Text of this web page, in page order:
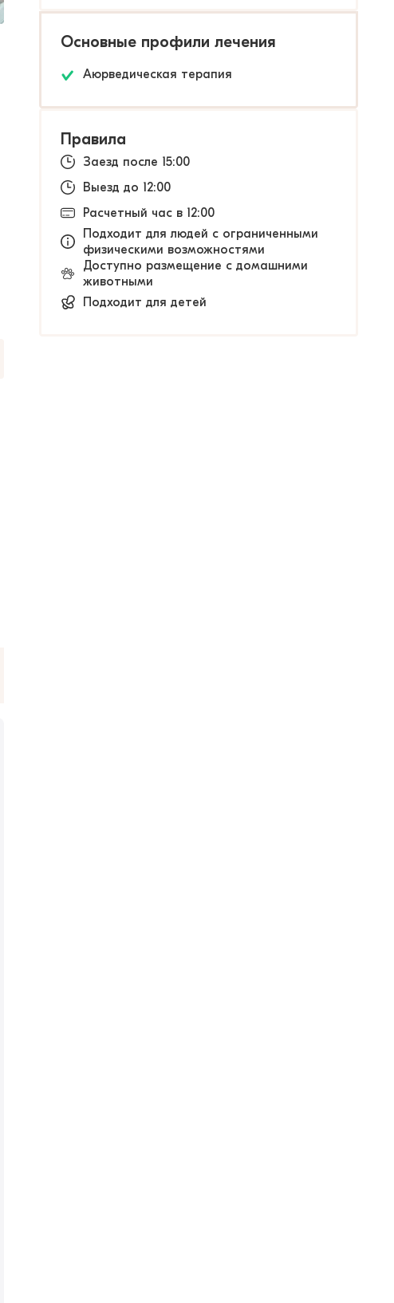
Основные профили лечения
Аюрведическая терапия
Правила
Заезд после 15:00
Выезд до 12:00
Расчетный час в 12:00
Подходит для людей с ограниченными
физическими возможностями
Доступно размещение с домашними
животными
Подходит для детей